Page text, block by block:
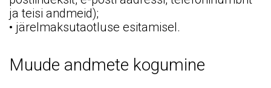
ja teisi andmeid);
• järelmaksutaotluse esitamisel.
Muude andmete kogumine